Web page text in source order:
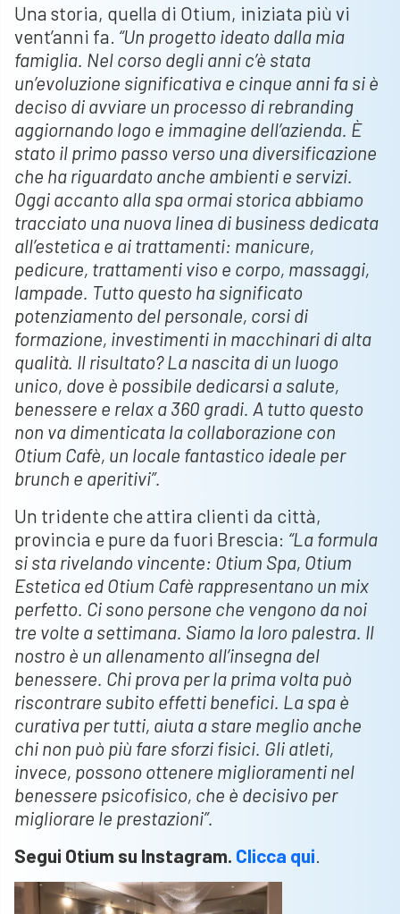
Una storia, quella di Otium, iniziata più vi
vent’anni fa. “Un progetto ideato dalla mia
famiglia. Nel corso degli anni c’è stata
un’evoluzione significativa e cinque anni fa si è
deciso di avviare un processo di rebranding
aggiornando logo e immagine dell’azienda. È
stato il primo passo verso una diversificazione
che ha riguardato anche ambienti e servizi.
Oggi accanto alla spa ormai storica abbiamo
tracciato una nuova linea di business dedicata
all’estetica e ai trattamenti: manicure,
pedicure, trattamenti viso e corpo, massaggi,
lampade. Tutto questo ha significato
potenziamento del personale, corsi di
formazione, investimenti in macchinari di alta
qualità. Il risultato? La nascita di un luogo
unico, dove è possibile dedicarsi a salute,
benessere e relax a 360 gradi. A tutto questo
non va dimenticata la collaborazione con
Otium Cafè, un locale fantastico ideale per
brunch e aperitivi”.
Un tridente che attira clienti da città,
provincia e pure da fuori Brescia: “La formula
si sta rivelando vincente: Otium Spa, Otium
Estetica ed Otium Cafè rappresentano un mix
perfetto. Ci sono persone che vengono da noi
tre volte a settimana. Siamo la loro palestra. Il
nostro è un allenamento all’insegna del
benessere. Chi prova per la prima volta può
riscontrare subito effetti benefici. La spa è
curativa per tutti, aiuta a stare meglio anche
chi non può più fare sforzi fisici. Gli atleti,
invece, possono ottenere miglioramenti nel
benessere psicofisico, che è decisivo per
migliorare le prestazioni”.
Segui Otium su Instagram. Clicca qui